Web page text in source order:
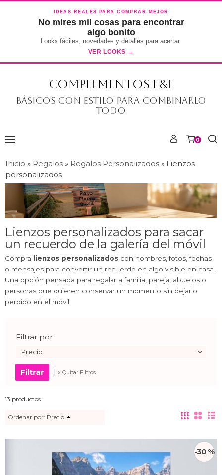
IDEAS REALES PARA COMPRAR MEJOR
No mires mil cosas para encontrar
algo bonito
Looks fáciles, novedades y detalles para acertar.
VER LOOKS →
COMPLEMENTOS E&E
Básicos con estilo para combinarlo
todo
0
Inicio » Regalos » Regalos Personalizados » Lienzos
personalizados
Lienzos personalizados para sacar
un recuerdo de la galería del móvil
Compra lienzos personalizados con nombres, fotos, fechas
o mensajes para convertir un recuerdo en algo visible en casa.
Una opción pensada para regalar a familia, pareja, abuelos o
personas que quieren conservar un momento sin dejarlo
perdido en el móvil.
Filtrar por
Precio
| x Quitar Filtros
13 productos
Ordenar por: Precio
-30 %